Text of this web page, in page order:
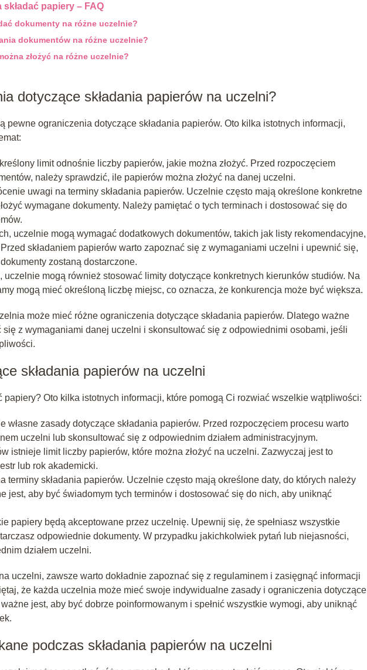
papiery – FAQ
dokumenty na różne uczelnie?
dokumentów na różne uczelnie?
złożyć na różne uczelnie?
dotyczące składania papierów na uczelni?
pewne ograniczenia dotyczące składania papierów. Oto kilka istotnych informacji,
limit odnośnie liczby papierów, jakie można złożyć. Przed rozpoczęciem
należy sprawdzić, ile papierów można złożyć na danej uczelni.
uwagi na terminy składania papierów. Uczelnie często mają określone konkretne
wymagane dokumenty. Należy pamiętać o tych terminach i dostosować się do
uczelnie mogą wymagać dodatkowych dokumentów, takich jak listy rekomendacyjne,
składaniem papierów warto zapoznać się z wymaganiami uczelni i upewnić się,
zostaną dostarczone.
uczelnie mogą również stosować limity dotyczące konkretnych kierunków studiów. Na
mogą mieć określoną liczbę miejsc, co oznacza, że konkurencja może być większa.
może mieć różne ograniczenia dotyczące składania papierów. Dlatego ważne
się z wymaganiami danej uczelni i skonsultować się z odpowiednimi osobami, jeśli
składania papierów na uczelni
papiery? Oto kilka istotnych informacji, które pomogą Ci rozwiać wszelkie wątpliwości:
własne zasady dotyczące składania papierów. Przed rozpoczęciem procesu warto
uczelni lub skonsultować się z odpowiednim działem administracyjnym.
istnieje limit liczby papierów, które można złożyć na uczelni. Zazwyczaj jest to
lub rok akademicki.
terminy składania papierów. Uczelnie często mają określone daty, do których należy
jest, aby być świadomym tych terminów i dostosować się do nich, aby uniknąć
papiery będą akceptowane przez uczelnię. Upewnij się, że spełniasz wszystkie
odpowiednie dokumenty. W przypadku jakichkolwiek pytań lub niejasności,
działem uczelni.
uczelni, zawsze warto dokładnie zapoznać się z regulaminem i zasięgnąć informacji
że każda uczelnia może mieć swoje indywidualne zasady i ograniczenia dotyczące
jest, aby być dobrze poinformowanym i spełnić wszystkie wymogi, aby uniknąć
podczas składania papierów na uczelni